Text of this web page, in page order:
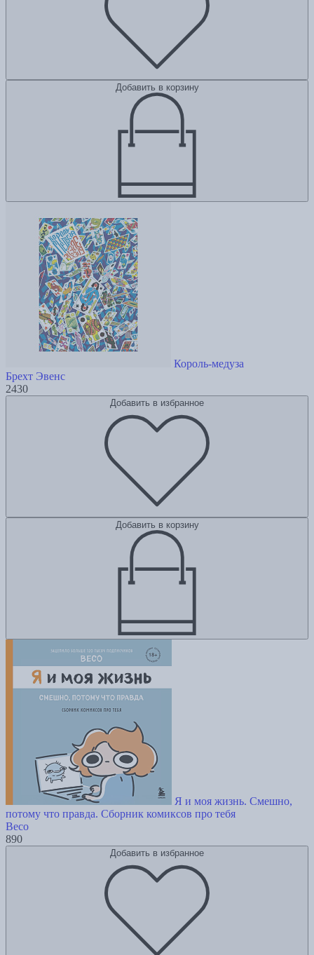
Добавить в корзину
Король-медуза
Брехт Эвенс
2430
Добавить в избранное
Добавить в корзину
Я и моя жизнь. Смешно,
потому что правда. Сборник комиксов про тебя
Beco
890
Добавить в избранное